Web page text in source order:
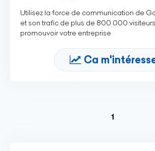
Utilisez la force de communication de
et son trafic de plus de 800 000
promouvoir votre entreprise
Ca
1